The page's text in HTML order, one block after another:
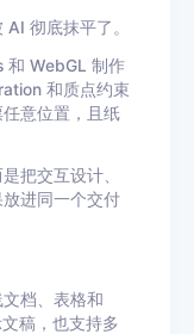
彻底抹平了。
和 WebGL 制作
和质点约束
意位置，且纸
把交互设计、
进同一个交付
档、表格和
稿，也支持多